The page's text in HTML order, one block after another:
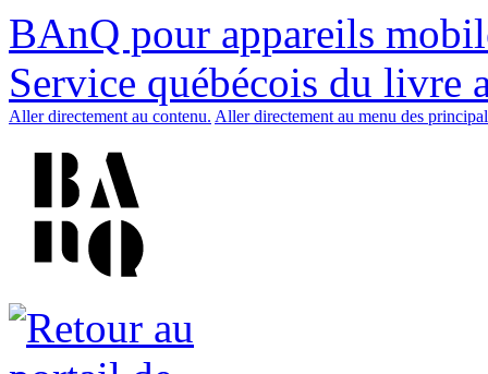
BAnQ pour appareils
Service québécois du livre
Aller directement au contenu. Aller directement au menu des